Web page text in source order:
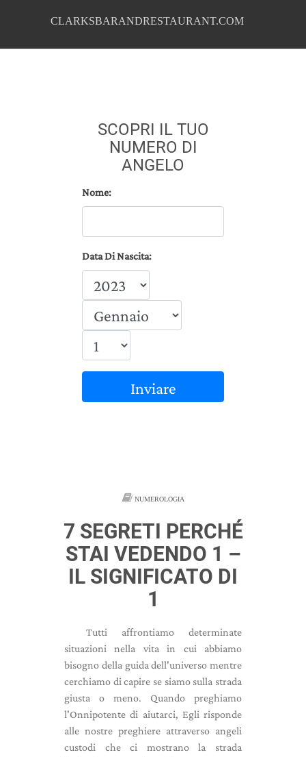
CLARKSBARANDRESTAURANT.COM
SCOPRI IL TUO
NUMERO DI
ANGELO
Nome:
Data Di Nascita:
Inviare
NUMEROLOGIA
7 SEGRETI PERCHÉ
STAI VEDENDO 1 –
IL SIGNIFICATO DI
1
Tutti affrontiamo determinate
situazioni nella vita in cui abbiamo
bisogno della guida dell'universo mentre
cerchiamo di capire se siamo sulla strada
giusta o meno. Quando preghiamo
l'Onnipotente di aiutarci, Egli risponde
alle nostre preghiere attraverso angeli
custodi che ci mostrano la strada